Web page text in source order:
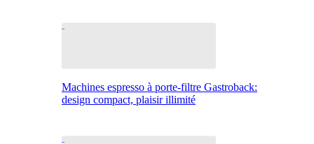
Machines espresso à porte-filtre Gastroback:
design compact, plaisir illimité